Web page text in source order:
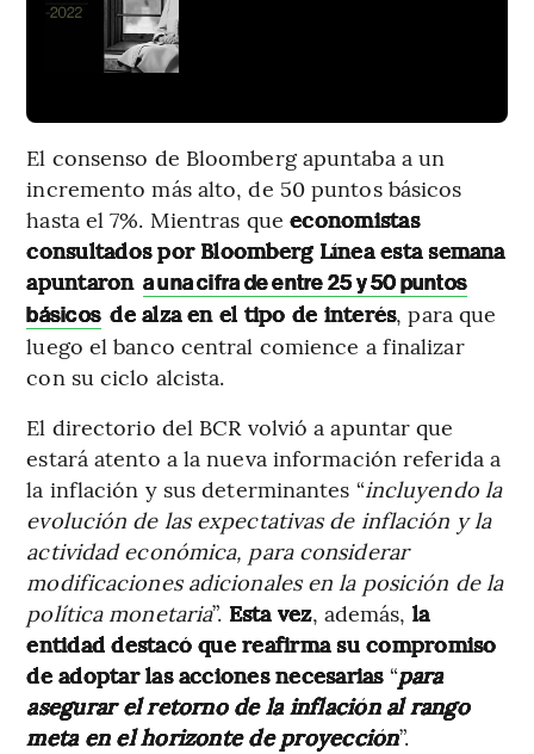
El consenso de Bloomberg apuntaba a un
incremento más alto, de 50 puntos básicos
hasta el 7%. Mientras que economistas
consultados por Bloomberg Línea esta semana
apuntaron a una cifra de entre 25 y 50 puntos
básicos de alza en el tipo de interés, para que
luego el banco central comience a finalizar
con su ciclo alcista.
El directorio del BCR volvió a apuntar que
estará atento a la nueva información referida a
la inflación y sus determinantes “incluyendo la
evolución de las expectativas de inflación y la
actividad económica, para considerar
modificaciones adicionales en la posición de la
política monetaria”. Esta vez, además, la
entidad destacó que reafirma su compromiso
de adoptar las acciones necesarias“para
asegurar el retorno de la inflación al rango
meta en el horizonte de proyección”.